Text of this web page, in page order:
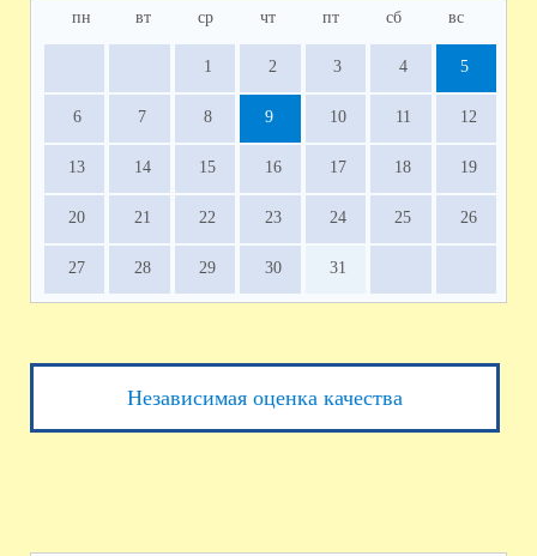
пн вт ср чт пт сб вс
1 2 3 4 5
6 7 8 9 10 11 12
13 14 15 16 17 18 19
20 21 22 23 24 25 26
27 28 29 30 31
Независимая оценка качества